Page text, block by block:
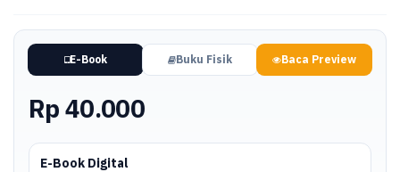
E-Book Buku Fisik Baca Preview
Rp 40.000
E-Book Digital